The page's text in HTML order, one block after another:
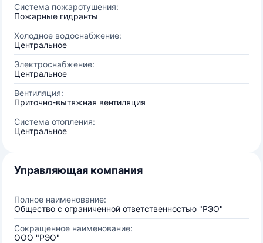
Система пожаротушения:
Пожарные гидранты
Холодное водоснабжение:
Центральное
Электроснабжение:
Центральное
Вентиляция:
Приточно-вытяжная вентиляция
Система отопления:
Центральное
Управляющая компания
Полное наименование:
Общество с ограниченной ответственностью "РЭО"
Сокращенное наименование:
ООО "РЭО"